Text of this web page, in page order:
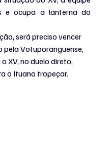
e ocupa a lanterna do
será preciso vencer
pela Votuporanguense,
XV, no duelo direto,
o Ituano tropeçar.